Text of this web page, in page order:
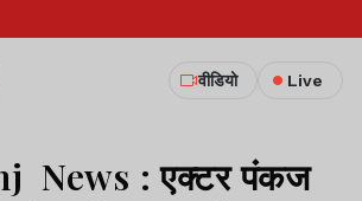
वीडियो Live
News : एक्टर पंकज